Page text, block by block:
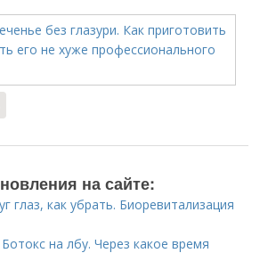
на сайте:
глаз, как убрать. Биоревитализация
на лбу. Через какое время